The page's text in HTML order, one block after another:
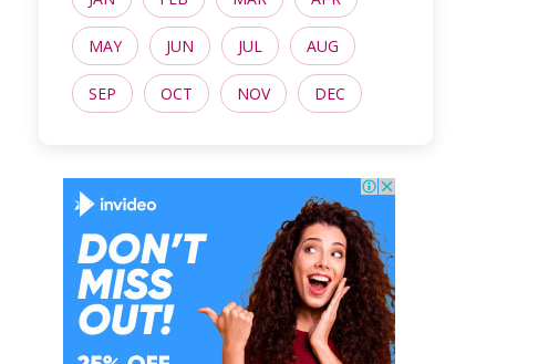
MAY JUN JUL AUG
SEP OCT NOV DEC